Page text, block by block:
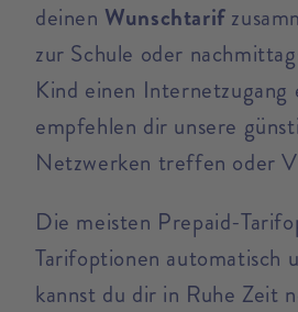
deinen Wunschtarif
zur Schule oder
Kind einen
empfehlen dir unsere
Netzwerken treffen oder
Die meisten Prepaid-
Tarifoptionen automatisch
kannst du dir in Ruhe Zeit